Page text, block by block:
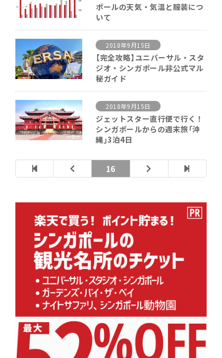
ポールの天気・気温と服装につ
いて
2018年9月15日
【完全攻略】ユニバーサル・スタ
ジオ・シンガポール非公式マル
秘ガイド
2018年9月15日
ジェットスター直行便で行く！
シンガポールからの週末旅「沖
縄」3泊4日
16